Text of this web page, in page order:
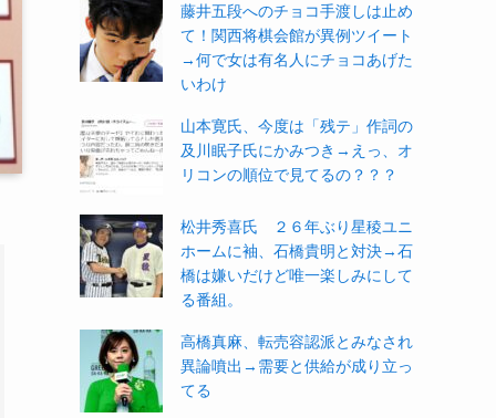
藤井五段へのチョコ手渡しは止め
て！関西将棋会館が異例ツイート
→何で女は有名人にチョコあげた
いわけ
山本寛氏、今度は「残テ」作詞の
及川眠子氏にかみつき→えっ、オ
リコンの順位で見てるの？？？
松井秀喜氏 ２６年ぶり星稜ユニ
ホームに袖、石橋貴明と対決→石
橋は嫌いだけど唯一楽しみにして
る番組。
高橋真麻、転売容認派とみなされ
異論噴出→需要と供給が成り立っ
てる